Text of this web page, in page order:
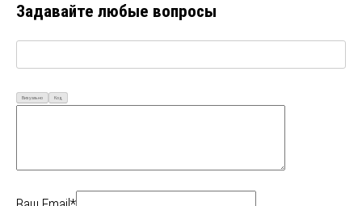
Задавайте любые вопросы
Визуально Код